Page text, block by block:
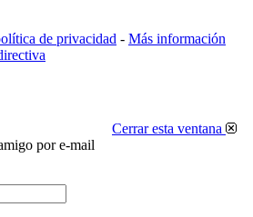
de privacidad - Más información
Cerrar esta ventana
por e-mail